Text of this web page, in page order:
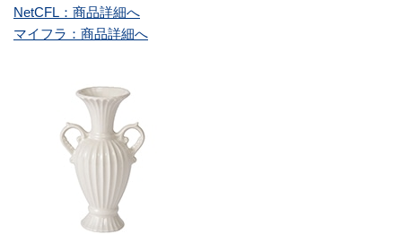
NetCFL：商品詳細へ
マイフラ：商品詳細へ